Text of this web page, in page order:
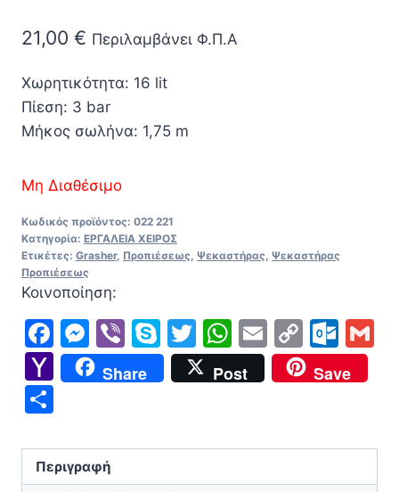
21,00 € Περιλαμβάνει Φ.Π.Α
Χωρητικότητα: 16 lit
Πίεση: 3 bar
Μήκος σωλήνα: 1,75 m
Μη Διαθέσιμο
Κωδικός προϊόντος: 022 221
Κατηγορία: ΕΡΓΑΛΕΙΑ ΧΕΙΡΟΣ
Ετικέτες: Grasher, Προπιέσεως Ψεκαστήρας Ψεκαστήρας
Προπιέσεως
Κοινοποίηση:
Facebook
Messenger
ViberSkype
Twitter
WhatsApp
EmailCopy
Link
Yahoo
Mail
Share Post Save
Περιγραφή